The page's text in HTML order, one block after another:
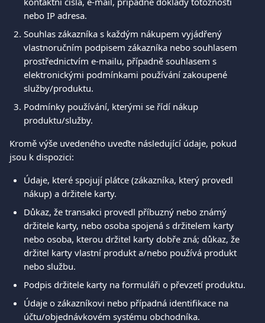
nebo IP adresa.
Souhlas zákazníka s každým nákupem vyjádřený
vlastnoručním podpisem zákazníka nebo souhlasem
prostřednictvím e-mailu, případně souhlasem s
elektronickými podmínkami používání zakoupené
služby/produktu.
Podmínky používání, kterými se řídí nákup
produktu/služby.
Kromě výše uvedeného uveďte následující údaje, pokud
jsou k dispozici:
Údaje, které spojují plátce (zákazníka, který provedl
nákup) a držitele karty.
Důkaz, že transakci provedl příbuzný nebo známý
držitele karty, nebo osoba spojená s držitelem karty
nebo osoba, kterou držitel karty dobře zná; důkaz, že
držitel karty vlastní produkt a/nebo používá produkt
nebo službu.
Podpis držitele karty na formuláři o převzetí produktu.
Údaje o zákazníkovi nebo případná identifikace na
účtu/objednávkovém systému obchodníka.